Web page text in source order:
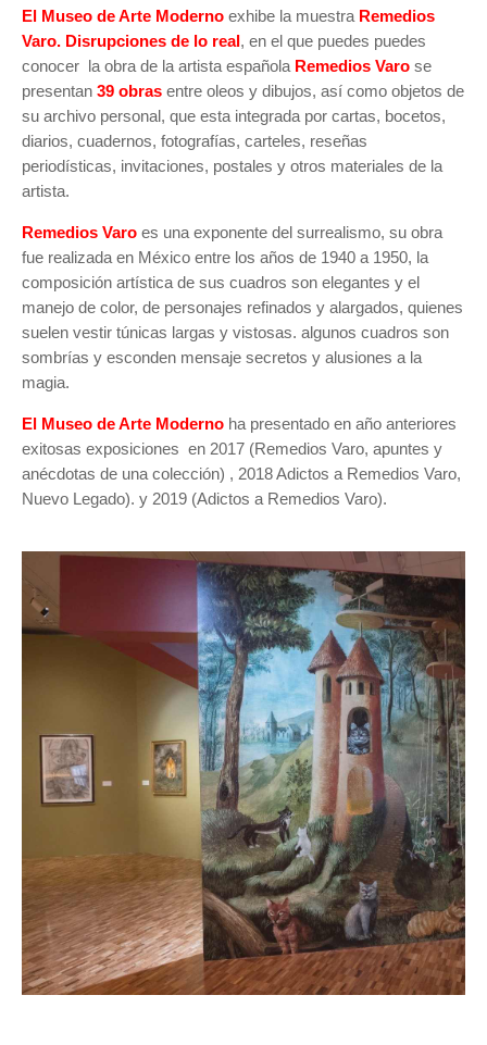
El Museo de Arte Moderno exhibe la muestra Remedios
Varo. Disrupciones de lo real, en el que puedes puedes
conocer la obra de la artista española Remedios Varo se
presentan 39 obras entre oleos y dibujos, así como objetos de
su archivo personal, que esta integrada por cartas, bocetos,
diarios, cuadernos, fotografías, carteles, reseñas
periodísticas, invitaciones, postales y otros materiales de la
artista.
Remedios Varo es una exponente del surrealismo, su obra
fue realizada en México entre los años de 1940 a 1950, la
composición artística de sus cuadros son elegantes y el
manejo de color, de personajes refinados y alargados, quienes
suelen vestir túnicas largas y vistosas. algunos cuadros son
sombrías y esconden mensaje secretos y alusiones a la
magia.
El Museo de Arte Moderno ha presentado en año anteriores
exitosas exposiciones en 2017 (Remedios Varo, apuntes y
anécdotas de una colección) , 2018 Adictos a Remedios Varo,
Nuevo Legado). y 2019 (Adictos a Remedios Varo).